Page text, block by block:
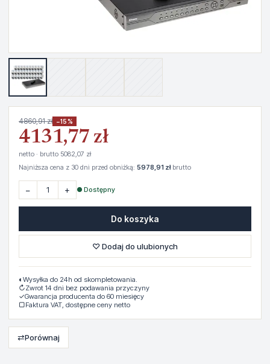
4860,91 zł −15%
4131,77 zł
netto · brutto 5082,07 zł
Najniższa cena z 30 dni przed obniżką: 5978,91 złbrutto
− + ● Dostępny
Do koszyka
♡ Dodaj do ulubionych
◐ Wysyłka do 24h od skompletowania.
↻Zwrot 14 dni bez podawania przyczyny
✓Gwarancja producenta do 60 miesięcy
▢Faktura VAT, dostępne ceny netto
⇄Porównaj